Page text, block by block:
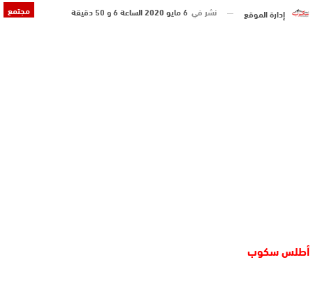
مجتمع إدارة الموقع نشر في 6 مايو 2020 الساعة 6 و 50 دقيقة
أطلس سكوب